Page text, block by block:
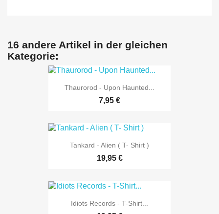
16 andere Artikel in der gleichen
Kategorie:
Thaurorod - Upon Haunted...
7,95 €
Tankard - Alien ( T- Shirt )
19,95 €
Idiots Records - T-Shirt...